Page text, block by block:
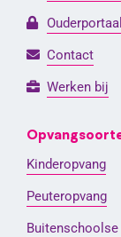
Ouderportaal
Contact
Werken bij
Kinderopvang
Peuteropvang
Buitenschoolse